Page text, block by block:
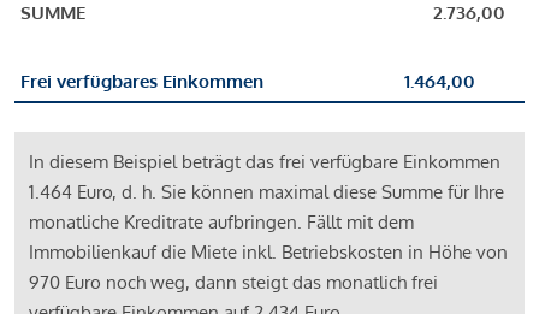
SUMME
2.736,00
Frei verfügbares Einkommen 1.464,00
In diesem Beispiel beträgt das frei verfügbare Einkommen
1.464 Euro, d. h. Sie können maximal diese Summe für Ihre
monatliche Kreditrate aufbringen. Fällt mit dem
Immobilienkauf die Miete inkl. Betriebskosten in Höhe von
970 Euro noch weg, dann steigt das monatlich frei